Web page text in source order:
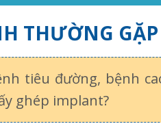
THƯỜNG
tiêu đường, bệnh
ghép implant?